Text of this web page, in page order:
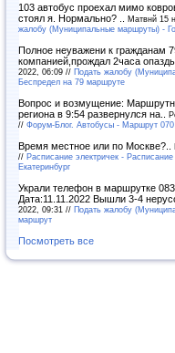
103 автобус проехал мимо
стоял я. Нормально? .. Матвнй 15
жалобу (Муниципальные маршруты) -
Полное неуважени к гражданам
компанией,прождал 2часа
2022, 06:09 // Подать жалобу
Беспредел на 79 маршруте
Вопрос и возмущение:
региона в 9:54 развернулся на..
// Форум-Блог. Автобусы - Маршрут 070
Время местное или по Москве?..
// Расписание электричек -
Екатеринбург
Украли телефон в маршрутке
Дата:11.11.2022 Вышли 3-4
2022, 09:31 // Подать жалобу
маршрут
Посмотреть все